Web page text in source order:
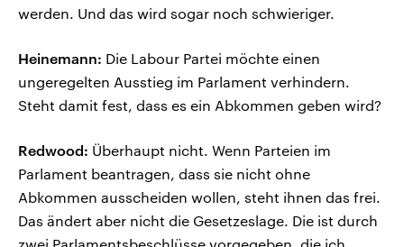
werden. Und das wird sogar noch schwieriger.
Heinemann: Die Labour Partei möchte einen
ungeregelten Ausstieg im Parlament verhindern.
Steht damit fest, dass es ein Abkommen geben wird?
Redwood: Überhaupt nicht. Wenn Parteien im
Parlament beantragen, dass sie nicht ohne
Abkommen ausscheiden wollen, steht ihnen das frei.
Das ändert aber nicht die Gesetzeslage. Die ist durch